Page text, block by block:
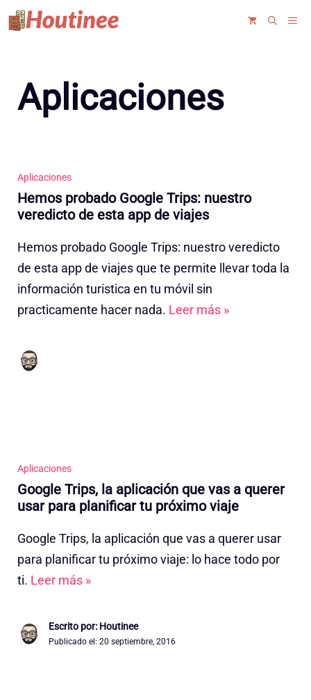
Saltar
al
Aplicaciones
Aplicaciones
Hemos probado Google Trips: nuestro
veredicto de esta app de viajes
Hemos probado Google Trips: nuestro veredicto
de esta app de viajes que te permite llevar toda la
información turistica en tu móvil sin
practicamente hacer nada. Leer más »
Aplicaciones
Google Trips, la aplicación que vas a querer
usar para planificar tu próximo viaje
Google Trips, la aplicación que vas a querer usar
para planificar tu próximo viaje: lo hace todo por
ti. Leer más »
Escrito por: Houtinee
Publicado el: 20 septiembre, 2016